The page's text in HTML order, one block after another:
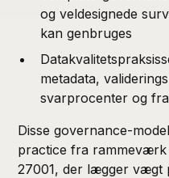
og veldesignede
kan genbruges
metadata,
svarprocenter og
Disse governance-
practice fra rammeværk
27001, der lægger vægt